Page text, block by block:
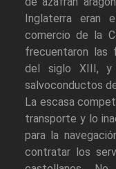
Inglaterra eran
comercio de la
frecuentaron las
del siglo XIII, y
salvoconductos
La escasa
transporte y lo
para la
contratar los